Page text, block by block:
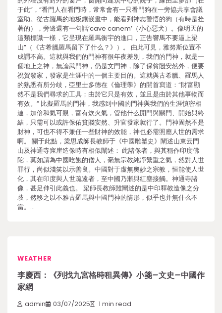
于此”，“看門人在看門時，常常會有一只看門狗在一旁協共享會議
室助。從古羅馬的地板鑲嵌畫中，能看到神志警悟的狗（有時是拴
著的），旁邊還有一句話‘cave canem’（小心惡犬）。像明天的
這類標識一樣，它呈現在羅馬衡宇的進口，正告響馬不要逼上梁
山”（《古希臘羅馬留下了什么？》）。 由此可見，雅努斯位置不
成謂不高。這就與我們的門神有很年夜差別，我們的門神，就是一
個地上之神，無論武門神，仍是文門神，除了保貧賤安然外，便要
祝賀發家，發家是生涯中的一個主要目的。這就與古希臘、羅馬人
的熟悉有所分歧，亞里士多德在《倫理學》的開首寫道：“財富顯
然不是我們尋求的工具；由於它只是有效，並且是由於其他事物而
有效。” 比擬羅馬的門神，我感到中國的門神與我們的生涯慎密相
連，加倍和氣可親，富有炊火氣，管他什么開門與關門、開始與終
結，只需可以或許保佑貧賤安然、升官發家就行了。門神固然不是
財神，可也不得不兼任一些財神的效能，神也必需照應人世的需求
啊。 關于此點，梁思成師長教師于《中國雕塑史》闡述山東云門
山及神通寺窟崖造像時有相似闡述： 此諸像者，與其稱作印度佛
陀，莫如謂為中國吃飽的僧人，毫無宗教純凈繁重之氣，然對人世
罪行，尚似淺笑以示善良。中國對于虛無奧妙之宗教，恒能使人世
化，其在印度與人世疏遠者，至中國乃漸與紅塵接觸。神通寺諸
像，甚足伸引此義也。 梁師長教師雖闡述的是中印釋教造像之分
歧，然移之以不雅古羅馬與中國門神的情形，似乎也并無什么不
當。…
WEATHER
李慶西：《列找九宮格時租異傳》小箋–文史–中國作
家網
admin 03/07/2025 1 min read